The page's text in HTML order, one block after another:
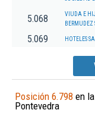
5.068
VIUDA E
BERMUDEZ
5.069 HOTELES
Posición 6.798 en
Pontevedra